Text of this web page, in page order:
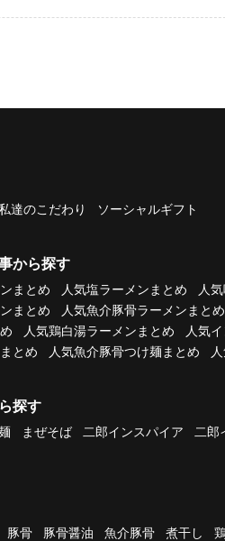
達のこだわり ソーシャルギフト
から探す
まとめ 人気塩ラーメンまとめ
人
まとめ
人気魚介豚骨ラーメンまとめ
人気鶏白湯ラーメンまとめ
人気
とめ
人気魚介豚骨つけ麺まとめ
探す
まぜそば 二郎インスパイア 二郎
豚骨 豚骨醤油 魚介豚骨 煮干し